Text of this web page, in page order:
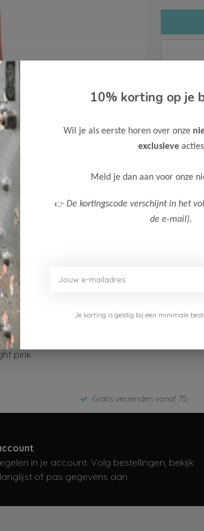
Gratis
Meer
pink
Gratis verzenden vanaf 75,-
in je account. Volg bestellingen, bekijk
of pas gegevens aan.
10% korting op je
Wil je als eerste horen over onze
exclusieve
Meld je dan aan voor onze
👉 De kortingscode verschijnt in het
de e-mail).
Je korting is geldig bij een minimale